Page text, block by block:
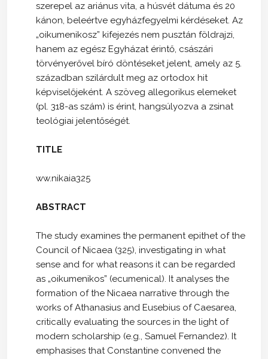
szerepel az ariánus vita, a húsvét dátuma és 20
kánon, beleértve egyházfegyelmi kérdéseket. Az
„oikumenikosz” kifejezés nem pusztán földrajzi,
hanem az egész Egyházat érintő, császári
törvényerővel bíró döntéseket jelent, amely az 5.
században szilárdult meg az ortodox hit
képviselőjeként. A szöveg allegorikus elemeket
(pl. 318-as szám) is érint, hangsúlyozva a zsinat
teológiai jelentőségét.
TITLE
ww.nikaia325
ABSTRACT
The study examines the permanent epithet of the
Council of Nicaea (325), investigating in what
sense and for what reasons it can be regarded
as „oikumenikos” (ecumenical). It analyses the
formation of the Nicaea narrative through the
works of Athanasius and Eusebius of Caesarea,
critically evaluating the sources in the light of
modern scholarship (e.g., Samuel Fernandez). It
emphasises that Constantine convened the